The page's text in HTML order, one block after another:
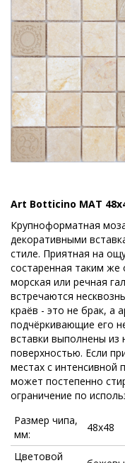
Art Botticino MAT
Крупноформатная
декоративными
стиле. Приятная на
состаренная таким
морская или речная
встречаются
краёв - это не брак, а
подчёркивающие его
вставки выполнены из
поверхностью. Если
местах с интенсивной
может постепенно
ограничение по
Размер чипа,
мм:
48x48
Цветовой